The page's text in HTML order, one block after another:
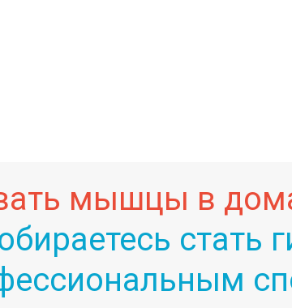
мышцы в
стать